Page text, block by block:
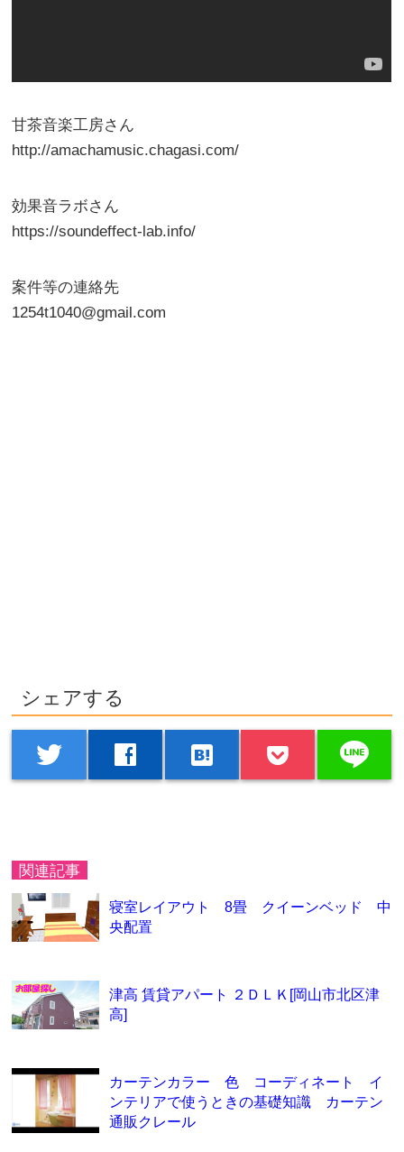
甘茶音楽工房さん
http://amachamusic.chagasi.com/
効果音ラボさん
https://soundeffect-lab.info/
案件等の連絡先
1254t1040@gmail.com
シェアする
twitter facebook hatenabookmark line
関連記事
寝室レイアウト 8畳 クイーンベッド 中
央配置
津高 賃貸アパート ２ＤＬＫ[岡山市北区津
高]
カーテンカラー 色 コーディネート イ
ンテリアで使うときの基礎知識 カーテン
通販クレール